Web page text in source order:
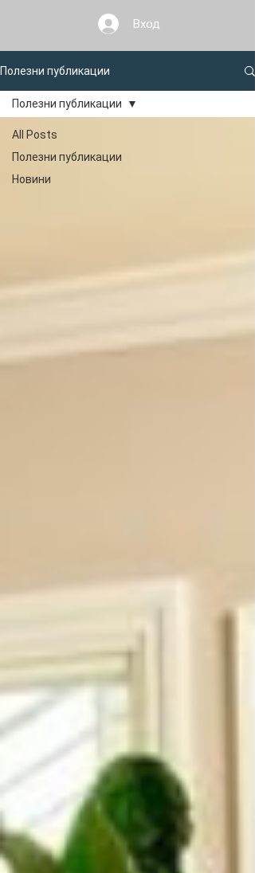
Вход
Полезни публикации
All Posts
Полезни публикации
Новини
Полезни публикации